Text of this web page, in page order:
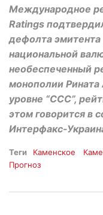
Международное
Ratings
дефолта
национальной
необеспеченный
монополии Рината
уровне “ССС”,
этом говорится в
Интерфакс-
Теги Каменское
Прогноз